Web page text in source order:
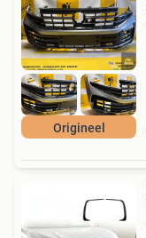
Origineel